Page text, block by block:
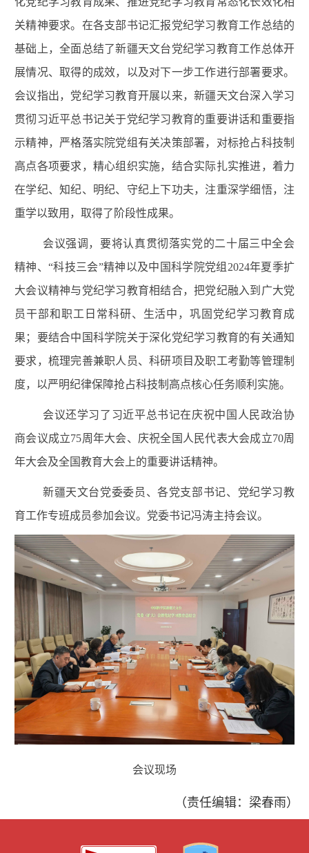
关精神要求。 在各支部书记汇报党纪学习教育工作总结的
基础上，全面总结了新疆天文台党纪学习教育工作总体开
展情况、取得的成效，以及对下一步工作进行部署要求。
会议指出，党纪学习教育开展以来，新疆天文台深入学习
贯彻习近平总书记关于党纪学习教育的重要讲话和重要指
示精神，严格落实院党组有关决策部署，对标抢占科技制
高点各项要求，精心组织实施，结合实际扎实推进，着力
在学纪、知纪、明纪、守纪上下功夫，注重深学细悟，注
重学以致用，取得了阶段性成果。
会议强调，要将认真贯彻落实党的二十届三中全会
精神、“科技三会”精神以及中国科学院党组2024年夏季扩
大会议精神与党纪学习教育相结合，把党纪融入到广大党
员干部和职工日常科研、生活中，巩固党纪学习教育成
果；要结合中国科学院关于深化党纪学习教育的有关通知
要求，梳理完善兼职人员、科研项目及职工考勤等管理制
度， 以严明纪律保障抢占科技制高点核心任务顺利实施。
会议还学习了习近平总书记在庆祝中国人民政治协
商会议成立75周年大会、庆祝全国人民代表大会成立70周
年大会及全国教育大会上的重要讲话精神。
新疆天文台党委委员 、各党支部书记、党纪学习教
育工作专班成员参加会议。党委书记冯涛主持会议。
会议现场
（责任编辑：梁春雨）